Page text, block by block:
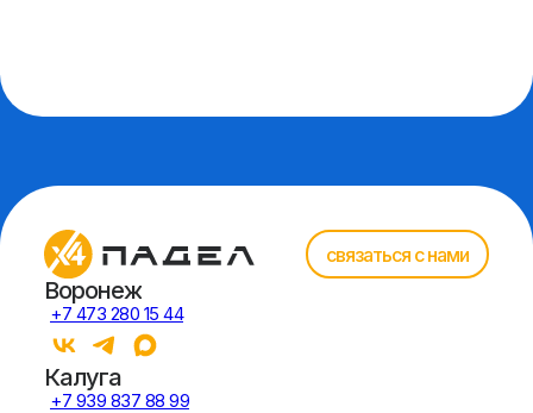
связаться с нами
Воронеж
+7 473 280 15 44
Калуга
+7 939 837 88 99